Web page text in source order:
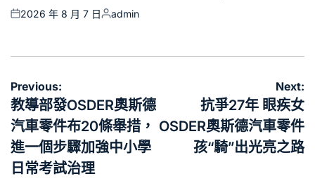
Posted
2026 年 8 月 7 日
Posted
admin
文
章
導
覽
Previous:
教導部發OSDER奧斯德
汽車零件布20條舉措，
進一個步驟加強中小學
日常考試治理
Next:
抗爭27年 眼疾女
OSDER奧斯德汽車零件
孩“騎”出光亮之路